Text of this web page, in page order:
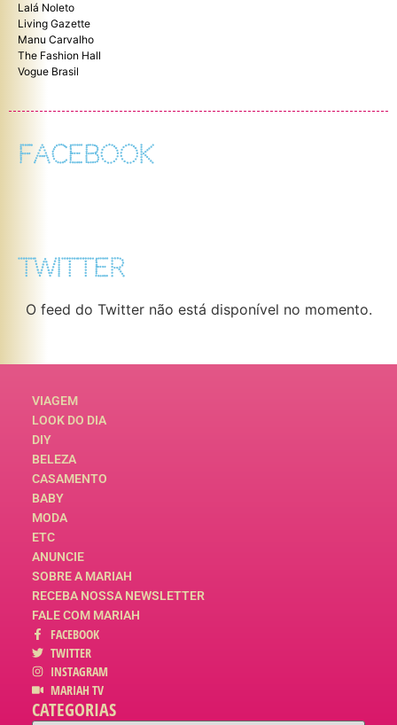
Lalá Noleto
Living Gazette
Manu Carvalho
The Fashion Hall
Vogue Brasil
FACEBOOK
TWITTER
O feed do Twitter não está disponível no momento.
VIAGEM
LOOK DO DIA
DIY
BELEZA
CASAMENTO
BABY
MODA
ETC
ANUNCIE
SOBRE A MARIAH
RECEBA NOSSA NEWSLETTER
FALE COM MARIAH
FACEBOOK
TWITTER
INSTAGRAM
MARIAH TV
CATEGORIAS